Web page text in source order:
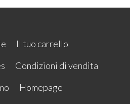
Il tuo carrello
Condizioni di vendita
Homepage